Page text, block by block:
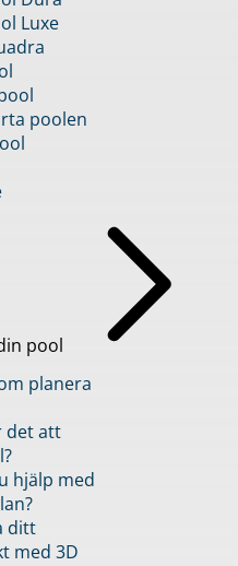
Luxe
poolen
pool
planera
det att
hjälp med
ditt
med 3D